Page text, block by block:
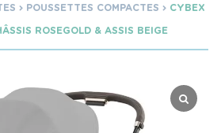
POUSSETTES COMPACTES
CYBEX
ROSEGOLD & ASSIS BEIGE